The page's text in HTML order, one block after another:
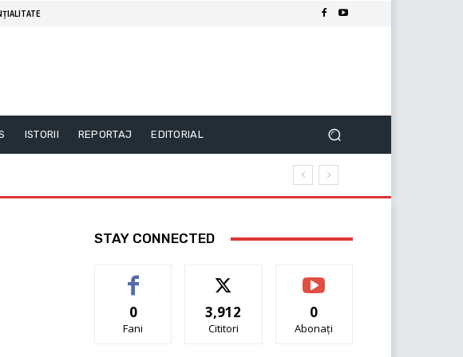
ISTORII REPORTAJ EDITORIAL
STAY CONNECTED
0
Fani
3,912
Cititori
0
Abonați